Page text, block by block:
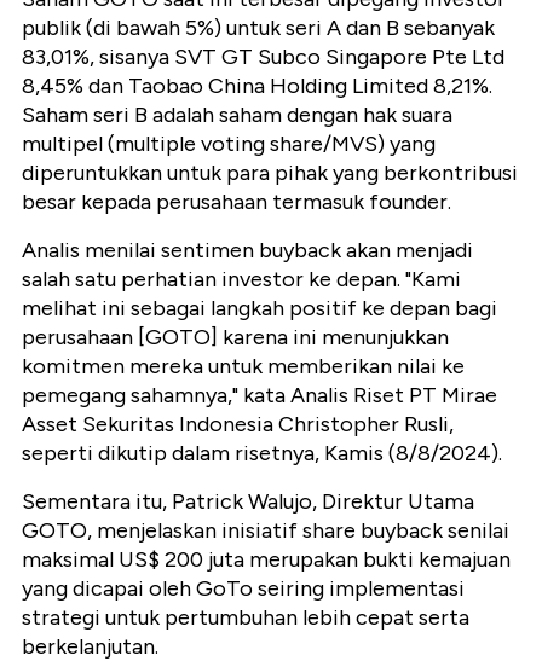
publik (di bawah 5%) untuk seri A dan B sebanyak
83,01%, sisanya SVT GT Subco Singapore Pte Ltd
8,45% dan Taobao China Holding Limited 8,21%.
Saham seri B adalah saham dengan hak suara
multipel (multiple voting share/MVS) yang
diperuntukkan untuk para pihak yang berkontribusi
besar kepada perusahaan termasuk founder.
Analis menilai sentimen buyback akan menjadi
salah satu perhatian investor ke depan. "Kami
melihat ini sebagai langkah positif ke depan bagi
perusahaan [GOTO] karena ini menunjukkan
komitmen mereka untuk memberikan nilai ke
pemegang sahamnya," kata Analis Riset PT Mirae
Asset Sekuritas Indonesia Christopher Rusli,
seperti dikutip dalam risetnya, Kamis (8/8/2024).
Sementara itu, Patrick Walujo, Direktur Utama
GOTO, menjelaskan inisiatif share buyback senilai
maksimal US$ 200 juta merupakan bukti kemajuan
yang dicapai oleh GoTo seiring implementasi
strategi untuk pertumbuhan lebih cepat serta
berkelanjutan.